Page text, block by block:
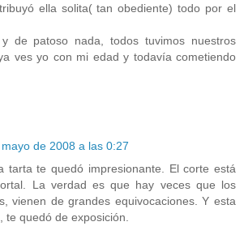
ella solita( tan obediente) todo por el
de patoso nada, todos tuvimos nuestros
ves yo con mi edad y todavía cometiendo
de 2008 a las 0:27
tarta te quedó impresionante. El corte está
La verdad es que hay veces que los
vienen de grandes equivocaciones. Y esta
te quedó de exposición.